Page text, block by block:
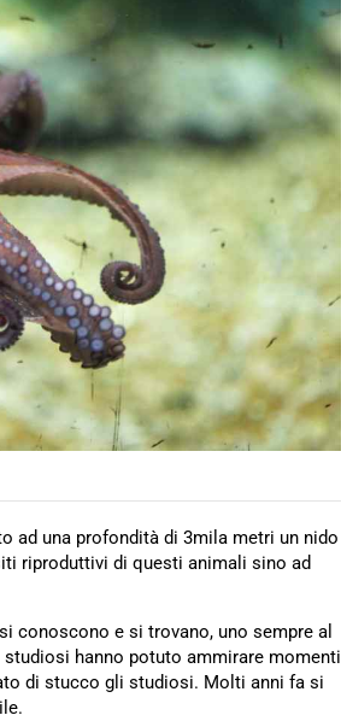
ad una profondità di 3mila metri un nido
riproduttivi di questi animali sino ad
conoscono e si trovano, uno sempre al
studiosi hanno potuto ammirare momenti
di stucco gli studiosi. Molti anni fa si